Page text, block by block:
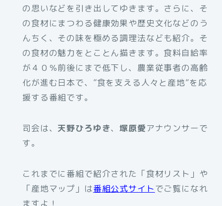
の思いなどを引き出してゆきます。さらに、そ
の食材にまつわる健康効果や歴史文化などのう
んちく、その味を極める調理法なども紹介。そ
の食材の魅力をとことん描きます。食料自給率
が４０％前後にまで低下し、農業従事者の高齢
化が進む日本で、”食を支える人々と産地”を応
援する番組です。
司会は、 天野ひろゆき、塚原愛アナウンサーで
す。
これまでに番組で紹介された「食材リスト」や
「産地マップ」は番組公式サイトでご覧になれ
ますよ！